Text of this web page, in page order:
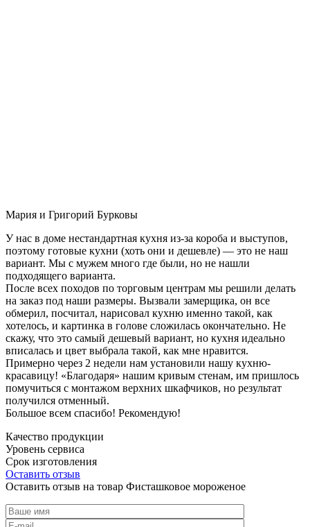
Мария и Григорий Бурковы
У нас в доме нестандартная кухня из-за короба и выступов,
поэтому готовые кухни (хоть они и дешевле) — это не наш
вариант. Мы с мужем много где были, но не нашли
подходящего варианта.
После всех походов по торговым центрам мы решили делать
на заказ под наши размеры. Вызвали замерщика, он все
обмерил, посчитал, нарисовал кухню именно такой, как
хотелось, и картинка в голове сложилась окончательно. Не
скажу, что это самый дешевый вариант, но кухня идеально
вписалась и цвет выбрала такой, как мне нравится.
Примерно через 2 недели нам установили нашу кухню-
красавицу! «Благодаря» нашим кривым стенам, им пришлось
помучиться с монтажом верхних шкафчиков, но результат
получился отменный.
Большое всем спасибо! Рекомендую!
Качество продукции
Уровень сервиса
Срок изготовления
Оставить отзыв
Оставить отзыв на товар Фисташковое мороженое